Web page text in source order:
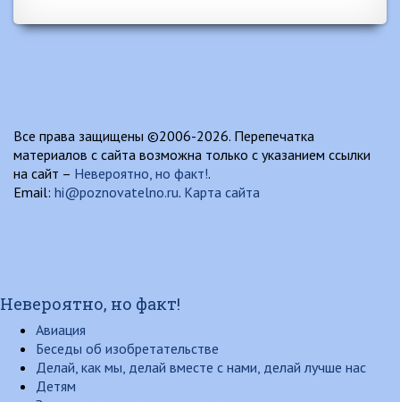
Все права защищены ©2006-2026. Перепечатка
материалов с сайта возможна только с указанием ссылки
на сайт – Невероятно, но факт!.
Email: hi@poznovatelno.ru. Карта сайта
Невероятно, но факт!
Авиация
Беседы об изобретательстве
Делай, как мы, делай вместе с нами, делай лучше нас
Детям